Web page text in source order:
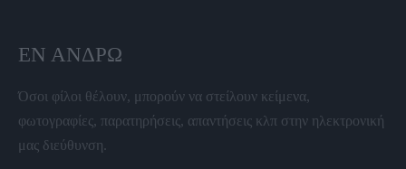
ΕΝ ΆΝΔΡΩ
Όσοι φίλοι θέλουν, μπορούν να στείλουν κείμενα,
φωτογραφίες, παρατηρήσεις, απαντήσεις κλπ στην ηλεκτρονική
μας διεύθυνση.